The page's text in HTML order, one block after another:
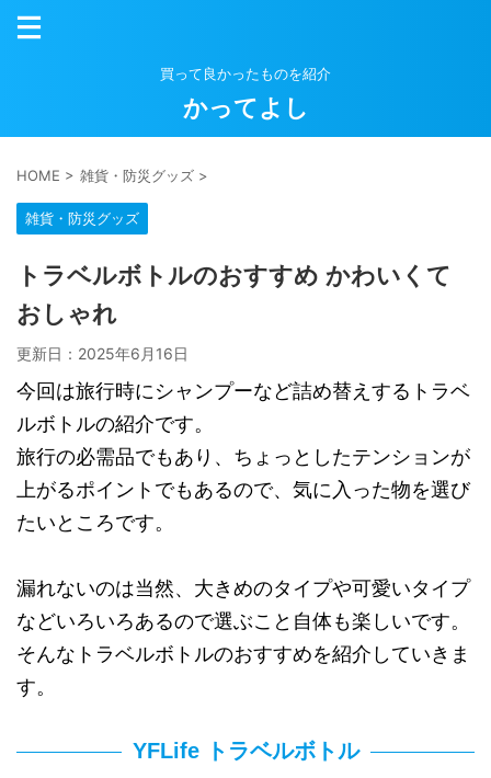
買って良かったものを紹介
かってよし
HOME > 雑貨・防災グッズ >
雑貨・防災グッズ
トラベルボトルのおすすめ かわいくて
おしゃれ
更新日： 2025年6月16日
今回は旅行時にシャンプーなど詰め替えするトラベ
ルボトルの紹介です。
旅行の必需品でもあり、ちょっとしたテンションが
上がるポイントでもあるので、気に入った物を選び
たいところです。
漏れないのは当然、大きめのタイプや可愛いタイプ
などいろいろあるので選ぶこと自体も楽しいです。
そんなトラベルボトルのおすすめを紹介していきま
す。
YFLife トラベルボトル